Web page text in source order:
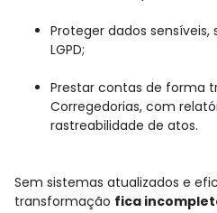
Proteger dados sensíveis,
LGPD;
Prestar contas de forma
Corregedorias, com
rastreabilidade de atos.
Sem sistemas atualizados e
transformação fica